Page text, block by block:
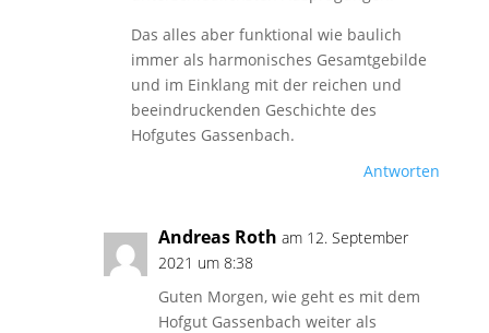
Das alles aber funktional wie baulich
immer als harmonisches Gesamtgebilde
und im Einklang mit der reichen und
beeindruckenden Geschichte des
Hofgutes Gassenbach.
Antworten
Andreas Roth am 12. September
2021 um 8:38
Guten Morgen, wie geht es mit dem
Hofgut Gassenbach weiter als